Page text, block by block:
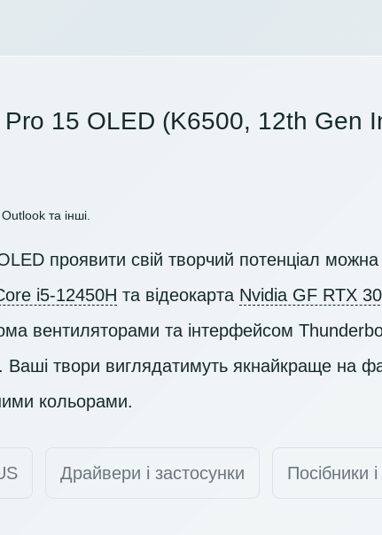
15 OLED (K6500, 12th Gen
та інші.
проявити свій творчий потенціал
i5-12450H та відеокарта Nvidia GF RTX
вентиляторами та інтерфейсом
Ваші твори виглядатимуть якнайкраще на
кольорами.
Драйвери і застосунки Посібники